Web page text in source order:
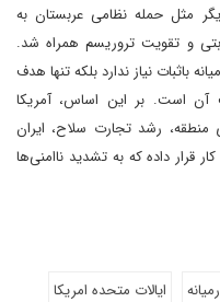
مثل حمله نظامی عربستان به
و تقویت تروریسم همراه شد.
باثبات نیاز ندارد بلکه تنها هدف
آن است. بر این اساس، آمریکا
منطقه، رشد تجارت سلاح، ایران
قرار داده که به تشدید ناامنی‌ها
ایالات متحده امریکا